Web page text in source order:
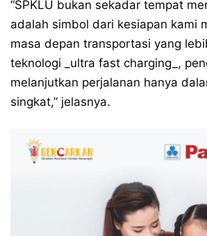
“SPKLU bukan sekadar tempat
adalah simbol dari kesiapan kami
masa depan transportasi yang
teknologi _ultra fast charging_,
melanjutkan perjalanan hanya
singkat,” jelasnya.